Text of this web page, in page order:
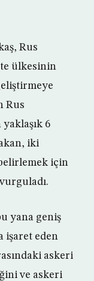
Rus
ülkesinin
Rus
yaklaşık 6
iki
için
yana geniş
işaret eden
askeri
ve askeri